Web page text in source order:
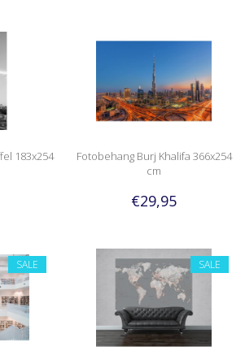
183x254
Fotobehang Burj Khalifa 366x254
cm
€29,95
SALE SALE